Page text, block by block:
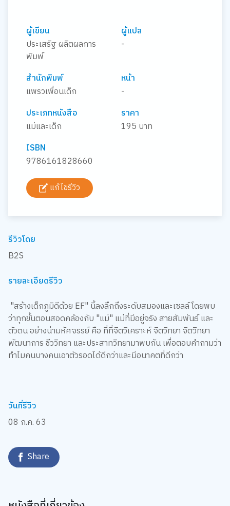
ผู้เขียน
ประเสริฐ ผลิตผลการ
พิมพ์
ผู้แปล
-
สำนักพิมพ์
แพรวเพื่อนเด็ก
หน้า
-
ประเภทหนังสือ
แม่และเด็ก
ราคา
195 บาท
ISBN
9786161828660
แก้ไขรีวิว
รีวิวโดย
B2S
รายละเอียดรีวิว
"สร้างเด็กภูมิดีด้วย EF" นี้ลงลึกถึงระดับสมองและเซลล์ โดยพบ
ว่าทุกขั้นตอนสอดคล้องกับ "แม่" แม่ที่มีอยู่จริง สายสัมพันธ์ และ
ตัวตน อย่างน่ามหัศจรรย์ คือ ที่ที่จิตวิเคราะห์ จิตวิทยา จิตวิทยา
พัฒนาการ ชีววิทยา และประสาทวิทยามาพบกัน เพื่อตอบคำถามว่า
ทำไมคนบางคนเอาตัวรอดได้ดีกว่าและมีอนาคตที่ดีกว่า
วันที่รีวิว
08 ก.ค. 63
Share